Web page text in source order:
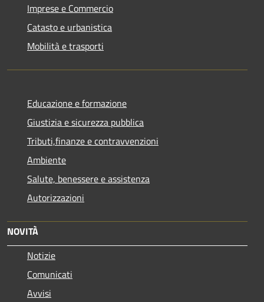
Imprese e Commercio
Catasto e urbanistica
Mobilità e trasporti
Educazione e formazione
Giustizia e sicurezza pubblica
Tributi,finanze e contravvenzioni
Ambiente
Salute, benessere e assistenza
Autorizzazioni
NOVITÀ
Notizie
Comunicati
Avvisi